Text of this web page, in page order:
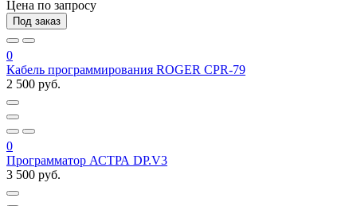
Цена по запросу
Под заказ
0
Кабель программирования ROGER CPR-79
2 500 руб.
0
Программатор АСТРА DP.V3
3 500 руб.